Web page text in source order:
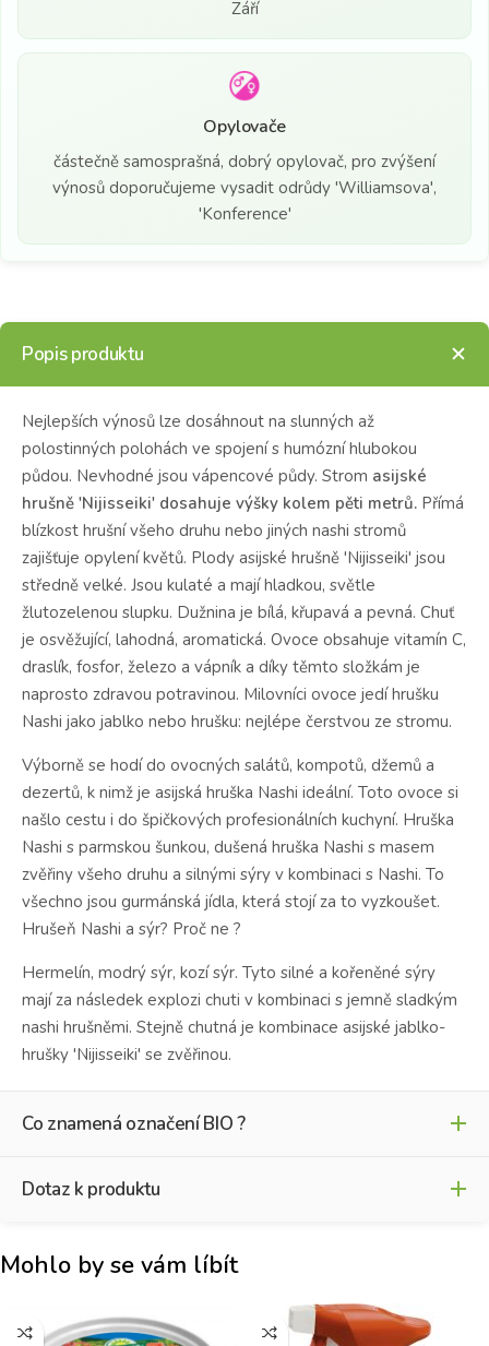
Září
Opylovače
částečně samosprašná, dobrý opylovač, pro zvýšení
výnosů doporučujeme vysadit odrůdy 'Williamsova',
'Konference'
Popis produktu
Nejlepších výnosů lze dosáhnout na slunných až
polostinných polohách ve spojení s humózní hlubokou
půdou. Nevhodné jsou vápencové půdy. Strom asijské
hrušně 'Nijisseiki' dosahuje výšky kolem pěti metrů. Přímá
blízkost hrušní všeho druhu nebo jiných nashi stromů
zajišťuje opylení květů. Plody asijské hrušně 'Nijisseiki' jsou
středně velké. Jsou kulaté a mají hladkou, světle
žlutozelenou slupku. Dužnina je bílá, křupavá a pevná. Chuť
je osvěžující, lahodná, aromatická. Ovoce obsahuje vitamín C,
draslík, fosfor, železo a vápník a díky těmto složkám je
naprosto zdravou potravinou. Milovníci ovoce jedí hrušku
Nashi jako jablko nebo hrušku: nejlépe čerstvou ze stromu.
Výborně se hodí do ovocných salátů, kompotů, džemů a
dezertů, k nimž je asijská hruška Nashi ideální. Toto ovoce si
našlo cestu i do špičkových profesionálních kuchyní. Hruška
Nashi s parmskou šunkou, dušená hruška Nashi s masem
zvěřiny všeho druhu a silnými sýry v kombinaci s Nashi. To
všechno jsou gurmánská jídla, která stojí za to vyzkoušet.
Hrušeň Nashi a sýr? Proč ne ?
Hermelín, modrý sýr, kozí sýr. Tyto silné a kořeněné sýry
mají za následek explozi chuti v kombinaci s jemně sladkým
nashi hrušněmi. Stejně chutná je kombinace asijské jablko-
hrušky 'Nijisseiki' se zvěřinou.
Co znamená označení BIO ?
Dotaz k produktu
Mohlo by se vám líbít